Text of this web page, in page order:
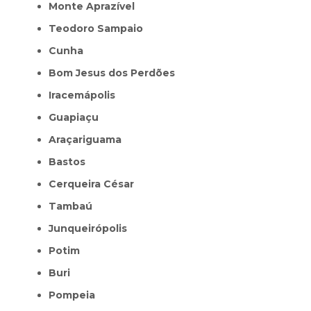
Monte Aprazível
Teodoro Sampaio
Cunha
Bom Jesus dos Perdões
Iracemápolis
Guapiaçu
Araçariguama
Bastos
Cerqueira César
Tambaú
Junqueirópolis
Potim
Buri
Pompeia